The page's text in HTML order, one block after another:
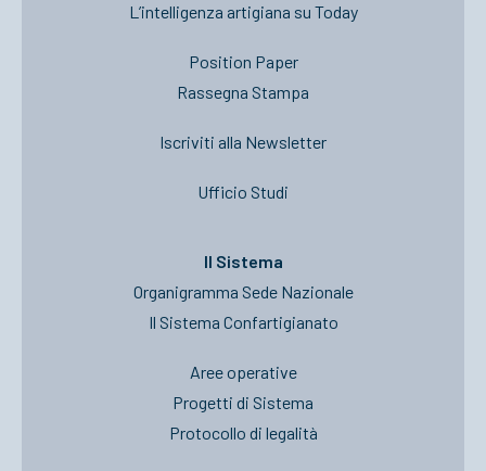
L’intelligenza artigiana su Today
Position Paper
Rassegna Stampa
Iscriviti alla Newsletter
Ufficio Studi
Il Sistema
Organigramma Sede Nazionale
Il Sistema Confartigianato
Aree operative
Progetti di Sistema
Protocollo di legalità